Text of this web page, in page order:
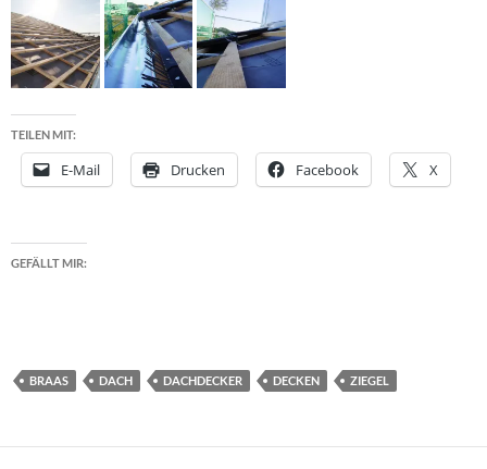
TEILEN MIT:
E-Mail Drucken Facebook X
GEFÄLLT MIR:
BRAAS DACH DACHDECKER DECKEN ZIEGEL